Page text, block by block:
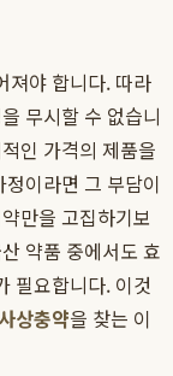
져야 합니다. 따라
무시할 수 없습니
인 가격의 제품을
이라면 그 부담이
만을 고집하기보
약품 중에서도 효
필요합니다. 이것
상충약을 찾는 이